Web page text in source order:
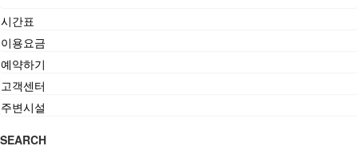
시간표
이용요금
예약하기
고객센터
주변시설
SEARCH